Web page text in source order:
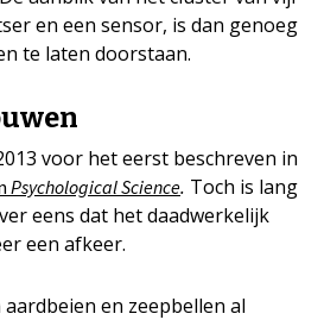
en een sensor, is dan genoeg
te laten doorstaan.
voor het eerst beschreven in
Psychological Science. Toch is lang
eens dat het daadwerkelijk
een afkeer.
en zeepbellen al